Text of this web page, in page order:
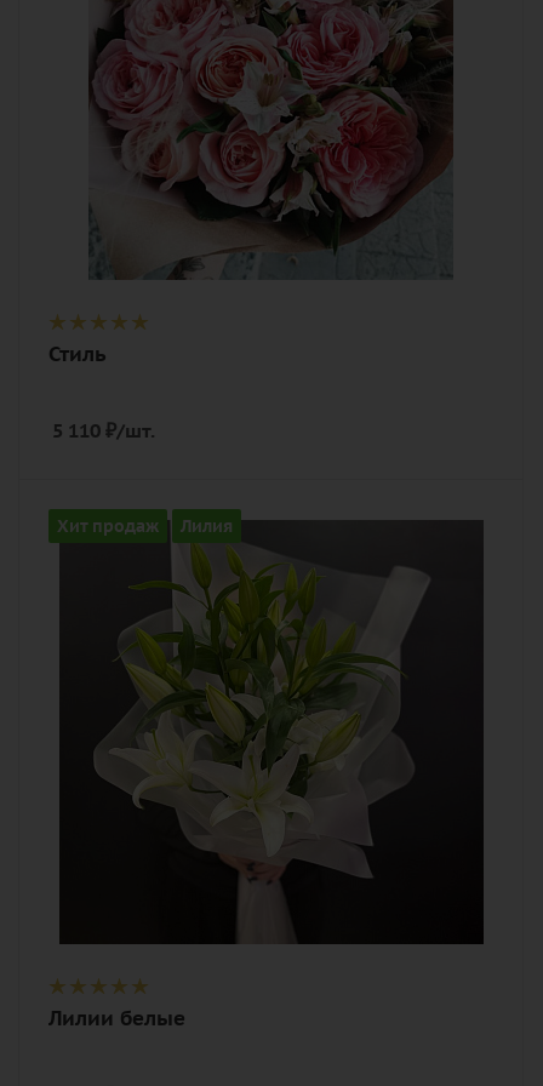
Стиль
5 110 ₽/шт.
Хит продаж Лилия
Количество
3
Описание
лилия, лента, дизайнерская упаковка
Лилии белые